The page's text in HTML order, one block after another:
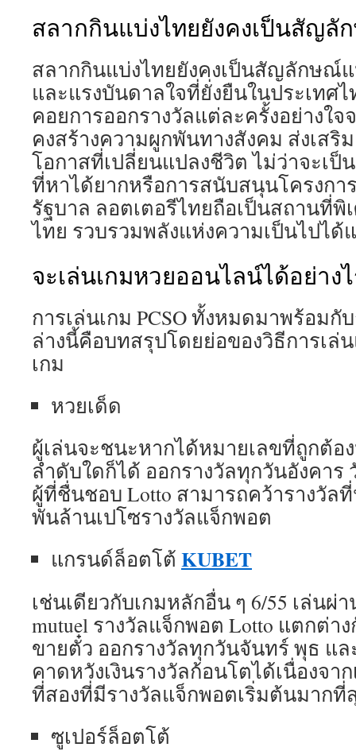
สลากกินแบ่งไทยยังคงเป็นสัญลั
สลากกินแบ่งไทยยังคงเป็นสัญลักษณ์
และแรงบันดาลใจที่ยั่งยืนในประเทศ
คอยการออกรางวัลแต่ละครั้งอย่างใจ
คงสร้างความผูกพันทางสังคม ส่งเสริ
โอกาสที่เปลี่ยนแปลงชีวิต ไม่ว่าจะเ
ที่หาได้ยากหรือการสนับสนุนโครงกา
รัฐบาล ลอตเตอรีไทยถือเป็นสถานที่พิ
ไทย รวบรวมพลังแห่งความเป็นไปไ
จะเล่นเกมหวยออนไลน์ได้อย่าง
การเล่นเกม PCSO ทั้งหมดมาพร้อมกั
ล่างนี้คือบทสรุปโดยย่อของวิธีการเล่
เกม
หวยเด็ด
ผู้เล่นจะชนะหากได้หมายเลขที่ถูกต้อ
ลำดับใดก็ได้ ออกรางวัลทุกวันอังคา
ผู้ที่ชื่นชอบ Lotto สามารถคว้ารางวัล
พันล้านเปโซรางวัลแจ็กพอต
แกรนด์ล็อตโต้ KUBET
เช่นเดียวกับเกมหลักอื่น ๆ 6/55 เล่นผ่
mutuel รางวัลแจ็กพอต Lotto แตกต่า
ขายตั๋ว ออกรางวัลทุกวันจันทร์ พุธ แล
คาดหวังเงินรางวัลก้อนโตได้เนื่องจา
ที่สองที่มีรางวัลแจ็กพอตเริ่มต้นมากที่
ซูเปอร์ล็อตโต้